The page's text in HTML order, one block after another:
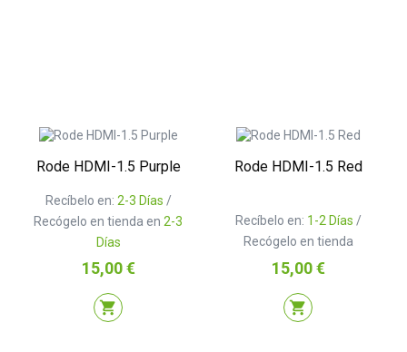
Rode HDMI-1.5 Purple
Recíbelo en: 2-3 Días /
Recógelo en tienda en 2-3
Días
Precio
15,00 €
shopping_cart
Rode HDMI-1.5 Red
Recíbelo en: 1-2 Días /
Recógelo en tienda
Precio
15,00 €
shopping_cart